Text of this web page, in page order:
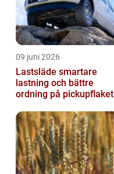
09 juni 2026
Lastsläde smartare
lastning och bättre
ordning på pickupflaket